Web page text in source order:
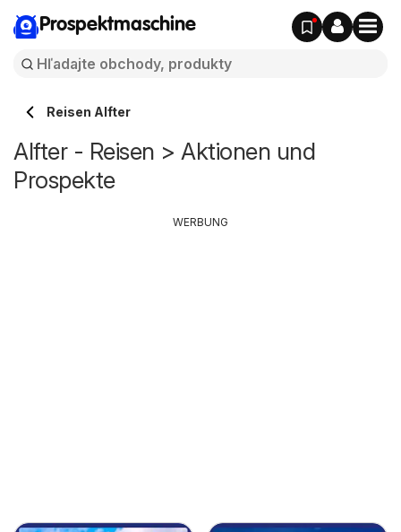
Prospektmaschine
Reisen Alfter
Alfter - Reisen > Aktionen und
Prospekte
WERBUNG